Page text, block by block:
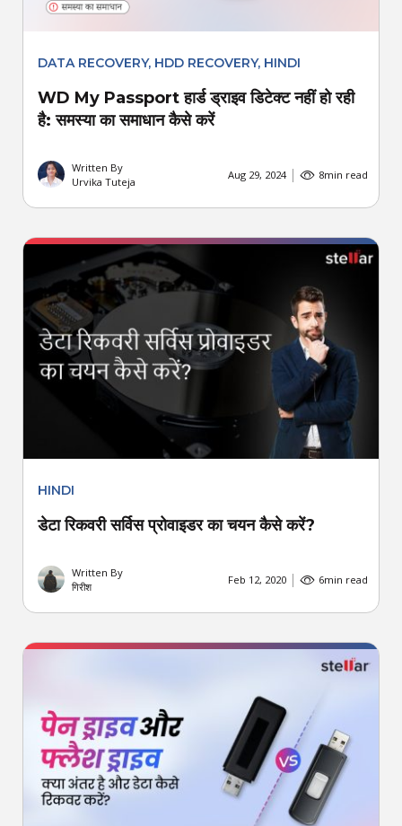
DATA RECOVERY, HDD RECOVERY, HINDI
WD My Passport हार्ड ड्राइव डिटेक्ट नहीं हो रही
है: समस्या का समाधान कैसे करें
Written By
Urvika Tuteja
Aug 29, 2024 8min read
HINDI
डेटा रिकवरी सर्विस प्रोवाइडर का चयन कैसे करें?
Written By
गिरीश
Feb 12, 2020 6min read